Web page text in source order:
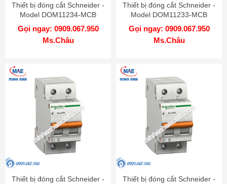
Thiết bị đóng cắt Schneider -
Model DOM11234-MCB
Gọi ngay: 0909.067.950
Ms.Châu
Thiết bị đóng cắt Schneider -
Model DOM11233-MCB
Gọi ngay: 0909.067.950
Ms.Châu
Thiết bị đóng cắt Schneider -
Thiết bị đóng cắt Schneider -